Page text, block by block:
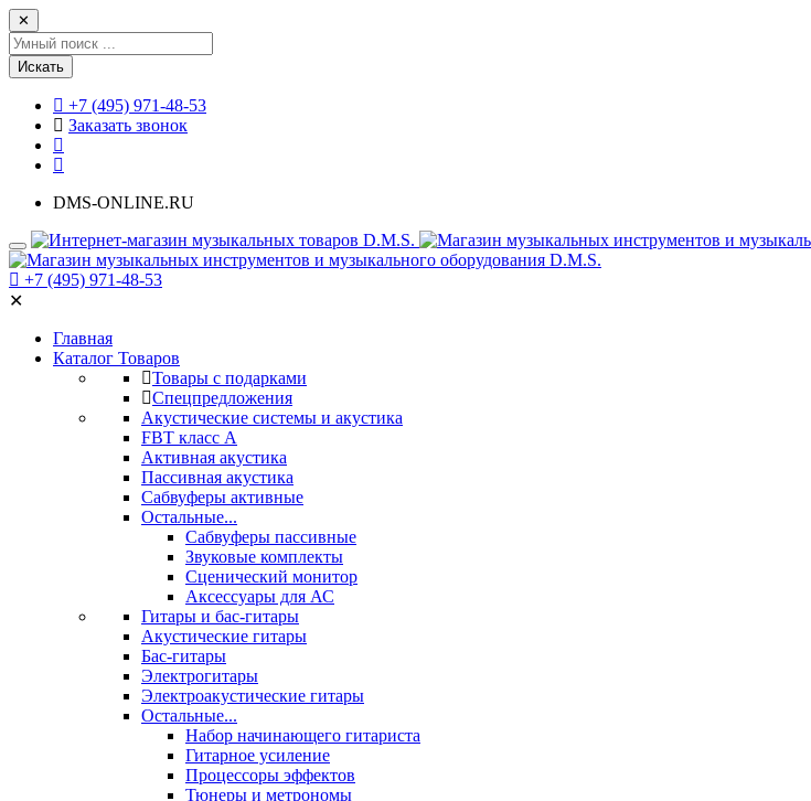
✕
Искать
+7 (495) 971-48-53
Заказать звонок
DMS-ONLINE.RU
+7 (495) 971-48-53
✕
Главная
Каталог Товаров
Товары с подарками
Спецпредложения
Акустические системы и акустика
FBT класс А
Активная акустика
Пассивная акустика
Сабвуферы активные
Остальные...
Сабвуферы пассивные
Звуковые комплекты
Сценический монитор
Аксессуары для АС
Гитары и бас-гитары
Акустические гитары
Бас-гитары
Электрогитары
Электроакустические гитары
Остальные...
Набор начинающего гитариста
Гитарное усиление
Процессоры эффектов
Тюнеры и метрономы